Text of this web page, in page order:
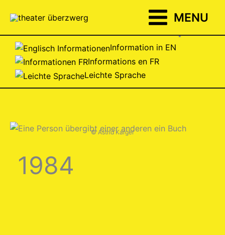
Inhalt
springen
MENU
Information in EN
Informations en FR
Leichte Sprache
1984
© Astrid Karger
14
+